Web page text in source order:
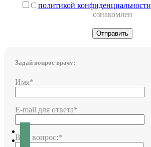
С политикой конфиденциальности
ознакомлен
Задай вопрос врачу:
Имя*
E-mail для ответа*
Ваш вопрос:*